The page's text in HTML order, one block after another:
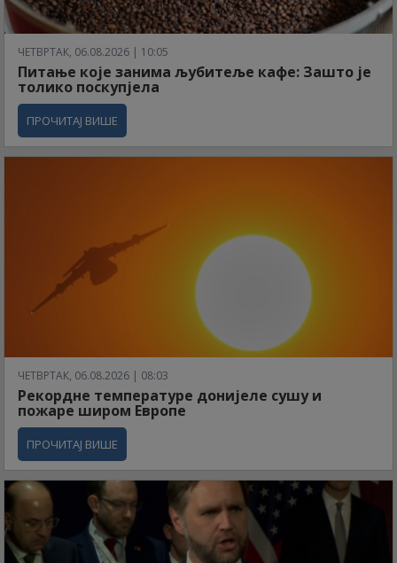
ЧЕТВРТАК, 06.08.2026 | 10:05
Питање које занима љубитеље кафе: Зашто је
толико поскупјела
ПРОЧИТАЈ ВИШЕ
ЧЕТВРТАК, 06.08.2026 | 08:03
Рекордне температуре донијеле сушу и
пожаре широм Европе
ПРОЧИТАЈ ВИШЕ